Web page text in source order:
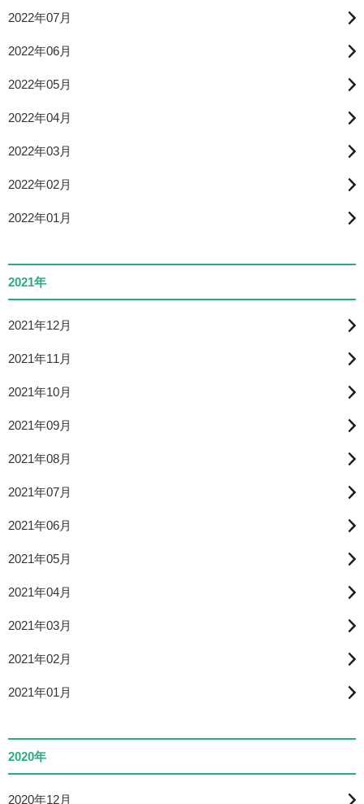
2022年07月
2022年06月
2022年05月
2022年04月
2022年03月
2022年02月
2022年01月
2021年
2021年12月
2021年11月
2021年10月
2021年09月
2021年08月
2021年07月
2021年06月
2021年05月
2021年04月
2021年03月
2021年02月
2021年01月
2020年
2020年12月